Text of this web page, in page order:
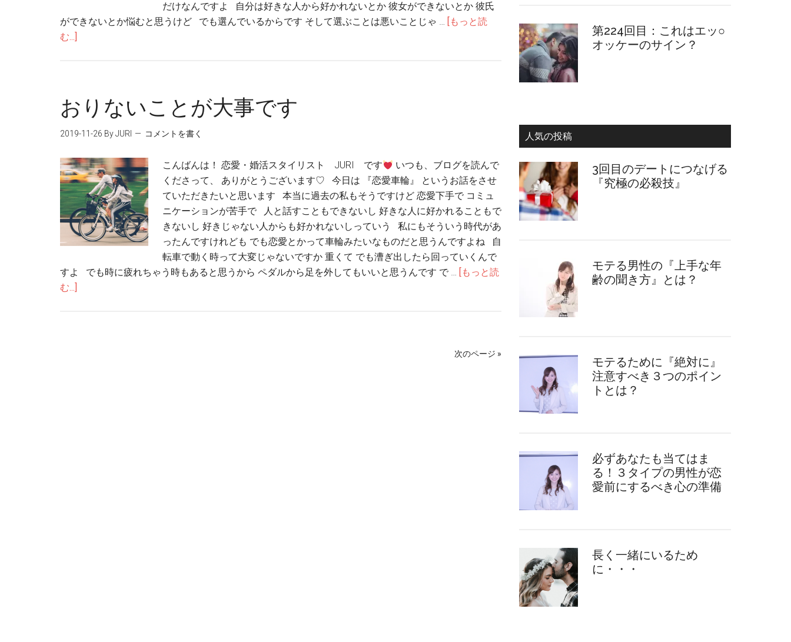
だけなんですよ 自分は好きな人から好かれないとか 彼女ができないとか 彼氏
ができないとか悩むと思うけど でも選んでいるからです そして選ぶことは悪いことじゃ … [もっと読
む...]
おりないことが大事です
2019-11-26 By JURI コメントを書く
こんばんは！ 恋愛・婚活スタイリスト JURI です
いつも、ブログを読んで
くださって、 ありがとうございます♡ 今日は 『恋愛車輪』 というお話をさせ
ていただきたいと思います 本当に過去の私もそうですけど 恋愛下手で コミュ
ニケーションが苦手で 人と話すこともできないし 好きな人に好かれることもで
きないし 好きじゃない人からも好かれないしっていう 私にもそういう時代があ
ったんですけれども でも恋愛とかって車輪みたいなものだと思うんですよね 自
転車で動く時って大変じゃないですか 重くて でも漕ぎ出したら回っていくんで
すよ でも時に疲れちゃう時もあると思うから ペダルから足を外してもいいと思うんです で … [もっと読
む...]
次のページ »
第224回目：これはエッ○
オッケーのサイン？
人気の投稿
3回目のデートにつなげる
『究極の必殺技』
モテる男性の『上手な年
齢の聞き方』とは？
モテるために『絶対に』
注意すべき３つのポイン
トとは？
必ずあなたも当てはま
る！３タイプの男性が恋
愛前にするべき心の準備
長く一緒にいるため
に・・・